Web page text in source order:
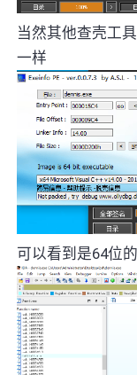
当然其他查壳工
一样
可以看到是64位